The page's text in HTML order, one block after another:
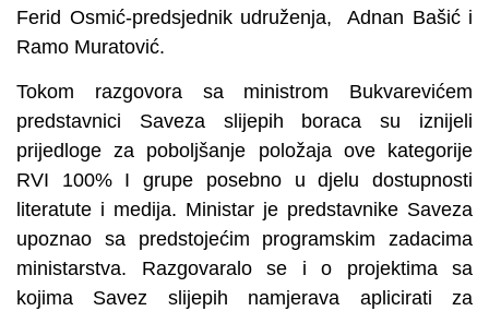
Ferid Osmić-predsjednik udruženja, Adnan Bašić i
Ramo Muratović.
Tokom razgovora sa ministrom Bukvarevićem
predstavnici Saveza slijepih boraca su iznijeli
prijedloge za poboljšanje položaja ove kategorije
RVI 100% I grupe posebno u djelu dostupnosti
literatute i medija. Ministar je predstavnike Saveza
upoznao sa predstojećim programskim zadacima
ministarstva. Razgovaralo se i o projektima sa
kojima Savez slijepih namjerava aplicirati za